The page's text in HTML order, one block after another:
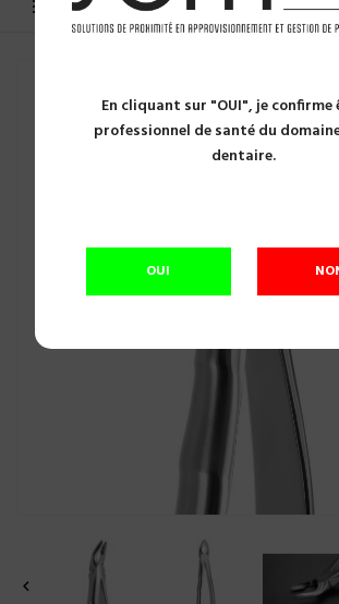
En cliquant sur "OUI", je confirme
professionnel de santé du
dentaire.
OUI
MENU
